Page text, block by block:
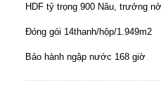
HDF tỷ trọng 900 Nâu, trưởng
Đóng gói 14thanh/hộp/1.949m2
Bảo hành ngập nước 168 giờ